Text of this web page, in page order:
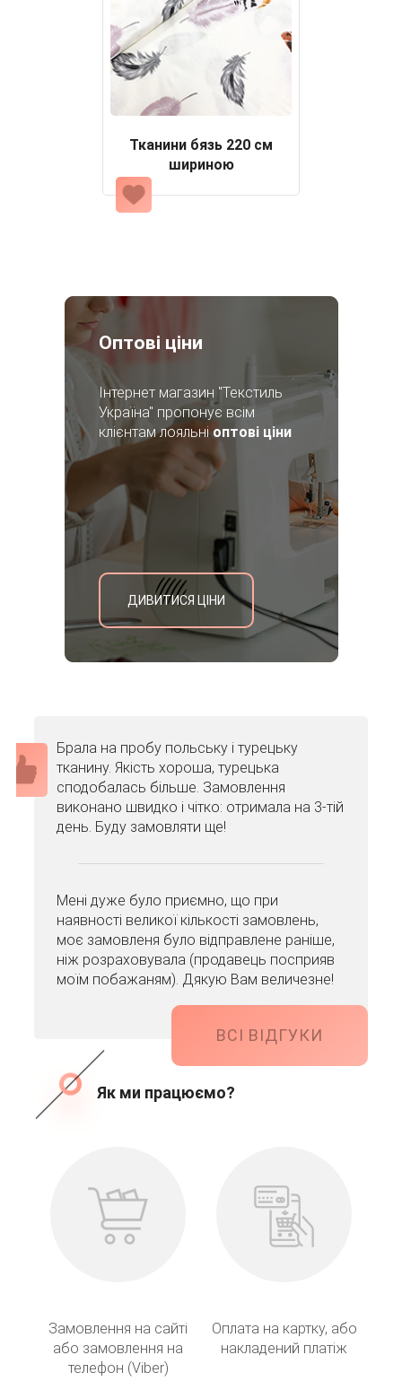
Тканини бязь 220 см
шириною
Оптові ціни
Інтернет магазин "Текстиль
Україна" пропонує всім
клієнтам лояльніоптові ціни
ДИВИТИСЯ ЦІНИ
Брала на пробу польську і турецьку
тканину. Якість хороша, турецька
сподобалась більше. Замовлення
виконано швидко і чітко: отримала на 3-тій
день. Буду замовляти ще!
Мені дуже було приємно, що при
наявності великої кількості замовлень,
моє замовленя було відправлене раніше,
ніж розраховувала (продавець посприяв
моїм побажаням). Дякую Вам величезне!
ВСІ ВІДГУКИ
Як ми працюємо?
Замовлення на сайті
або замовлення на
телефон (Viber)
Оплата на картку, або
накладений платіж